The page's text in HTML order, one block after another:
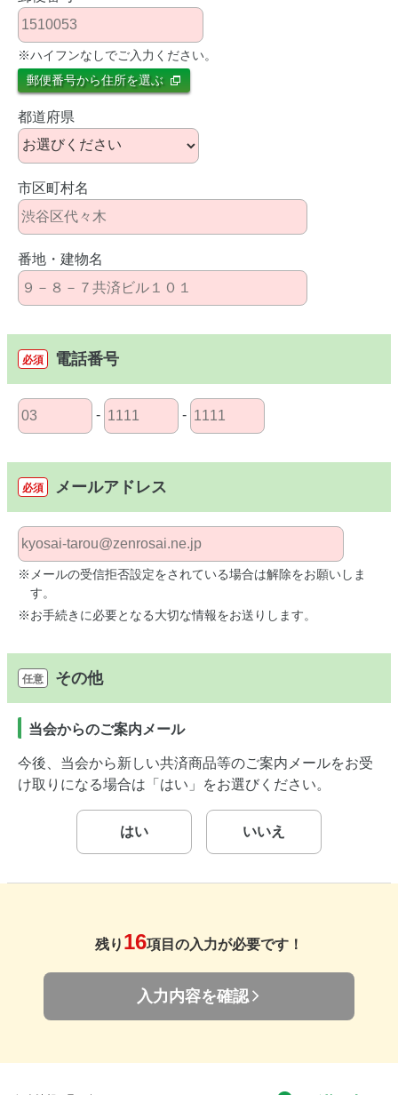
※ハイフンなしでご入力ください。
郵便番号から住所を選ぶ
都道府県
市区町村名
番地・建物名
必須 電話番号
- -
必須 メールアドレス
※メールの受信拒否設定をされている場合は解除をお願いしま
す。
※お手続きに必要となる大切な情報をお送りします。
任意 その他
当会からのご案内メール
今後、当会から新しい共済商品等のご案内メールをお受
け取りになる場合は「はい」をお選びください。
はい いいえ
残り 16項目の入力が必要です！
入力内容を確認